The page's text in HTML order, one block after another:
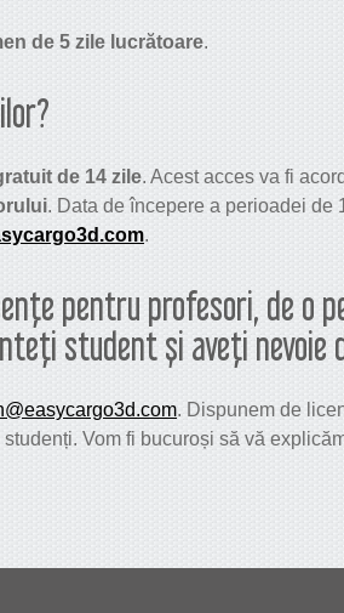
de 5 zile lucrătoare.
de 14 zile. Acest acces va fi
. Data de începere a perioadei de
.
pentru profesori, de o
student și aveți
. Dispunem de
Vom fi bucuroși să vă